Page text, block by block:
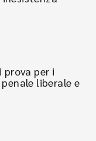
per i
liberale e